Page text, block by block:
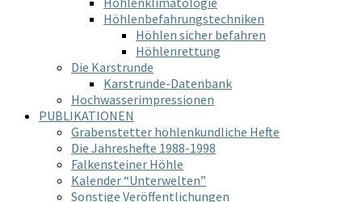
Höhlenbefahrungstechniken
Höhlen sicher befahren
Höhlenrettung
Die Karstrunde
Karstrunde-Datenbank
Hochwasserimpressionen
PUBLIKATIONEN
Grabenstetter höhlenkundliche Hefte
Die Jahreshefte 1988-1998
Falkensteiner Höhle
Kalender “Unterwelten”
Sonstige Veröffentlichungen